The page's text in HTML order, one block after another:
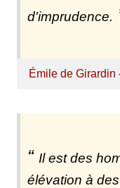
d'imprudence.
Émile de Girardin
Il est des
élévation à